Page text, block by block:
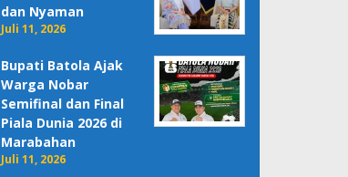
dan Nyaman
Juli 11, 2026
Bupati Batola Ajak
Warga Nobar
Semifinal dan Final
Piala Dunia 2026 di
Marabahan
Juli 11, 2026